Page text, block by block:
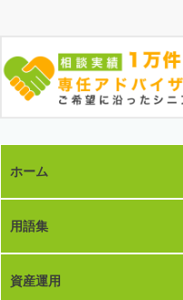
ホーム
用語集
資産運用